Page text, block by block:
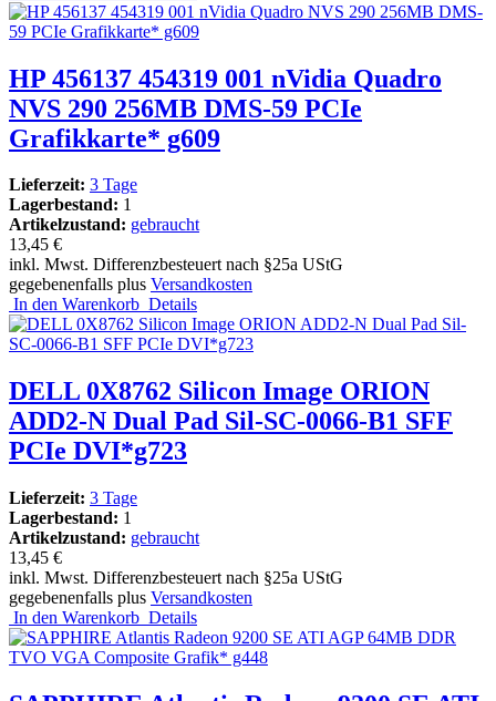
HP 456137 454319 001 nVidia Quadro
NVS 290 256MB DMS-59 PCIe
Grafikkarte* g609
Lieferzeit: 3 Tage
Lagerbestand: 1
Artikelzustand: gebraucht
13,45 €
inkl. Mwst. Differenzbesteuert nach §25a UStG
gegebenenfalls plus Versandkosten
In den Warenkorb Details
DELL 0X8762 Silicon Image ORION
ADD2-N Dual Pad Sil-SC-0066-B1 SFF
PCIe DVI*g723
Lieferzeit: 3 Tage
Lagerbestand: 1
Artikelzustand: gebraucht
13,45 €
inkl. Mwst. Differenzbesteuert nach §25a UStG
gegebenenfalls plus Versandkosten
In den Warenkorb Details